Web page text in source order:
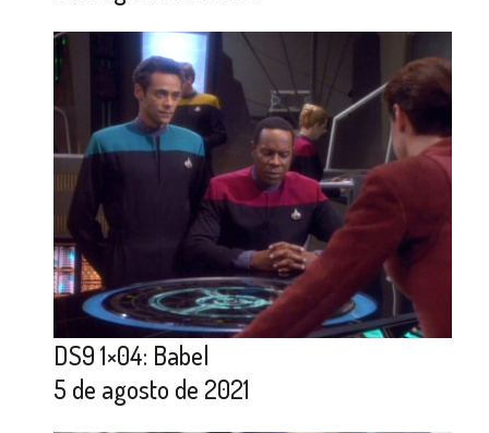
DS9 1×04: Babel
5 de agosto de 2021